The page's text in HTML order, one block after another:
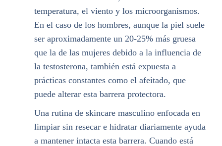
temperatura, el viento y los microorganismos.
En el caso de los hombres, aunque la piel suele
ser aproximadamente un 20-25% más gruesa
que la de las mujeres debido a la influencia de
la testosterona, también está expuesta a
prácticas constantes como el afeitado, que
puede alterar esta barrera protectora.
Una rutina de skincare masculino enfocada en
limpiar sin resecar e hidratar diariamente ayuda
a mantener intacta esta barrera. Cuando está